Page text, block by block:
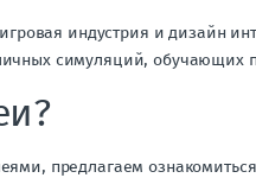
индустрия и дизайн
симуляций, обучающих
предлагаем